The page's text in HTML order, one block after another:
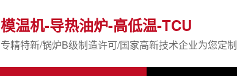
模温机-导热油炉-高低温-TCU
专精特新/锅炉B级制造许可/国家高新技术企业为您定制